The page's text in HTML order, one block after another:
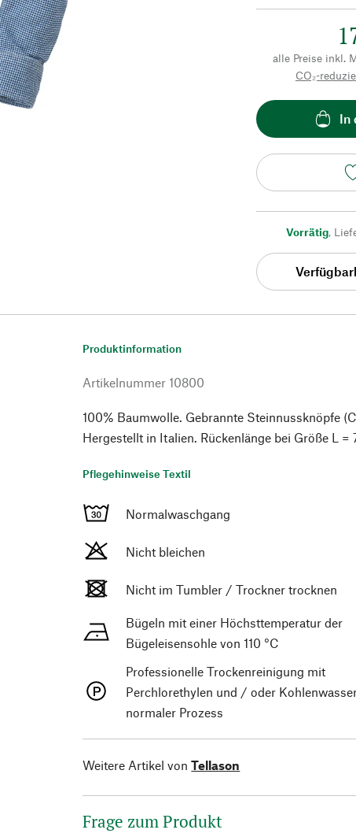
alle Preise inkl.
CO₂-
In
Vorrätig,
Produktinformation
Artikelnummer 10800
100% Baumwolle. Gebrannte Steinnussknöpfe
Hergestellt in Italien. Rückenlänge bei Größe L =
Pflegehinweise Textil
Normalwaschgang
Nicht bleichen
Nicht im Tumbler / Trockner trocknen
Bügeln mit einer Höchsttemperatur der
Bügeleisensohle von 110 °C
Professionelle Trockenreinigung mit
Perchlorethylen und / oder
normaler Prozess
Weitere Artikel von Tellason
Frage zum Produkt